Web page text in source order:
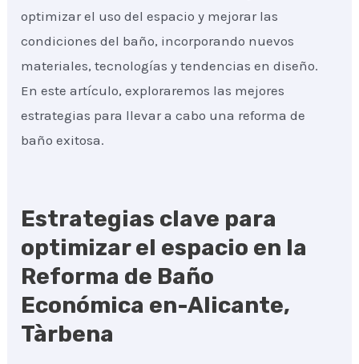
optimizar el uso del espacio y mejorar las
condiciones del baño, incorporando nuevos
materiales, tecnologías y tendencias en diseño.
En este artículo, exploraremos las mejores
estrategias para llevar a cabo una reforma de
baño exitosa.
Estrategias clave para
optimizar el espacio en la
Reforma de Baño
Económica en-Alicante,
Tàrbena